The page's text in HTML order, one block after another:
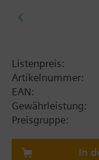
Zusatzinformation
Die Einbautiefe
und mit IOP um 20
Listenpreis:
Artikelnummer:
EAN:
Gewährleistung:
Preisgruppe:
In